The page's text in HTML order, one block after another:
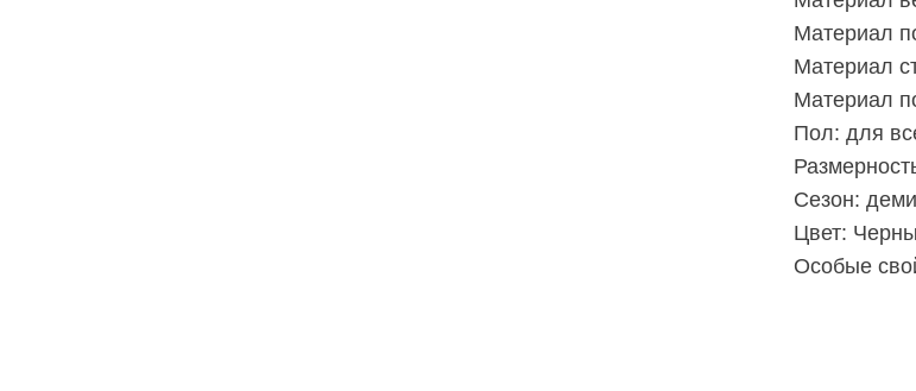
Материал
Материал
Материал
Пол: для
Сезон:
Цвет:
Особые